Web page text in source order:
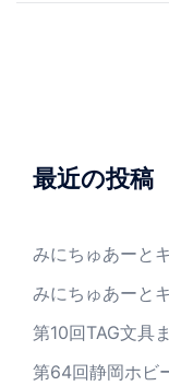
最近の投稿
みにちゅあーと
みにちゅあーと
第10回TAG文具
第64回静岡ホビ